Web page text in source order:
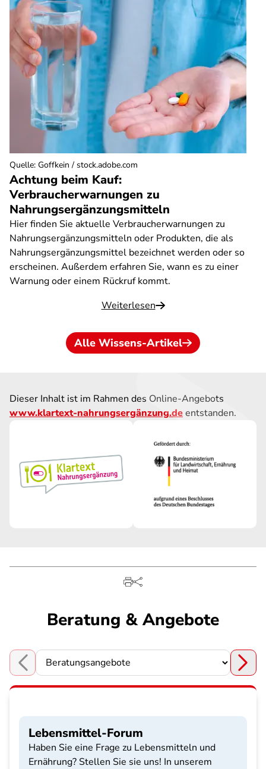
Achtung beim Kauf:
Verbraucherwarnungen zu
Nahrungsergänzungsmitteln
Hier finden Sie aktuelle Verbraucherwarnungen zu
Nahrungsergänzungsmitteln oder Produkten, die als
Nahrungsergänzungsmittel bezeichnet werden oder so
erscheinen. Außerdem erfahren Sie, wann es zu einer
Warnung oder einem Rückruf kommt.
Weiterlesen
Quelle: Goffkein / stock.adobe.com
Alle Wissens-Artikel
Dieser Inhalt ist im Rahmen des Online-Angebots
www.klartext-nahrungsergänzung.deentstanden.
Beratung & Angebote
Choose a section
Lebensmittel-Forum
Haben Sie eine Frage zu Lebensmitteln und
Ernährung? Stellen Sie sie uns! In unserem